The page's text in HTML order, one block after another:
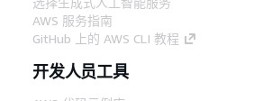
AWS 服务指南
GitHub 上的 AWS CLI 教程
开发人员工具